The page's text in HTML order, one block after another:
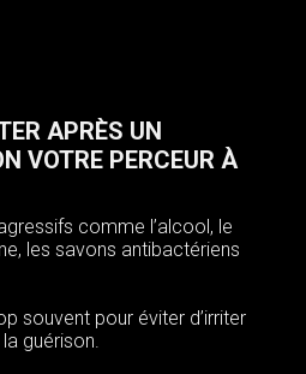
APRÈS UN
VOTRE PERCEUR À
comme l’alcool, le
les savons antibactériens
souvent pour éviter d’irriter
guérison.